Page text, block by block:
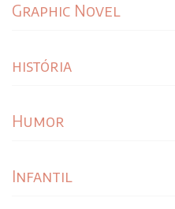
Graphic Novel
história
Humor
Infantil